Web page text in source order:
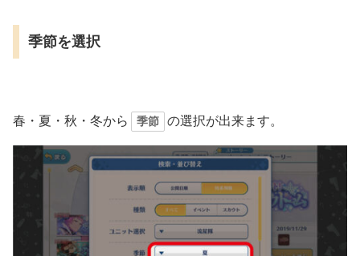
季節を選択
春・夏・秋・冬から 季節 の選択が出来ます。